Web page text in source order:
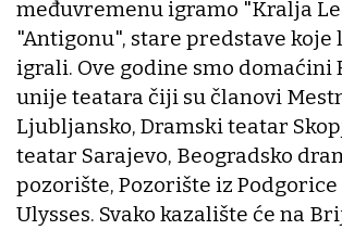
međuvremenu igramo "Kralja
"Antigonu", stare predstave koje
igrali. Ove godine smo domaćini
unije teatara čiji su članovi
Ljubljansko, Dramski teatar
teatar Sarajevo, Beogradsko
pozorište, Pozorište iz
Ulysses. Svako kazalište će na